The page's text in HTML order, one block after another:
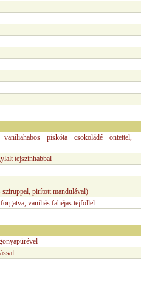
piskóta csokoládé öntettel,
tejszínhabbal
sziruppal, pirított mandulával)
vaníliás fahéjas tejföllel